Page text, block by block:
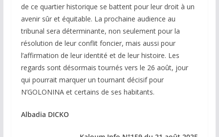
de ce quartier historique se battent pour leur droit à un
avenir sûr et équitable. La prochaine audience au
tribunal sera déterminante, non seulement pour la
résolution de leur conflit foncier, mais aussi pour
l’affirmation de leur identité et de leur histoire. Les
regards sont désormais tournés vers le 26 août, jour
qui pourrait marquer un tournant décisif pour
N’GOLONINA et certains de ses habitants.
Albadia DICKO